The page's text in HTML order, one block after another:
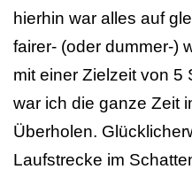
hierhin war alles auf
fairer- (oder dummer-)
mit einer Zielzeit von 5
war ich die ganze Zeit
Überholen.
Laufstrecke im